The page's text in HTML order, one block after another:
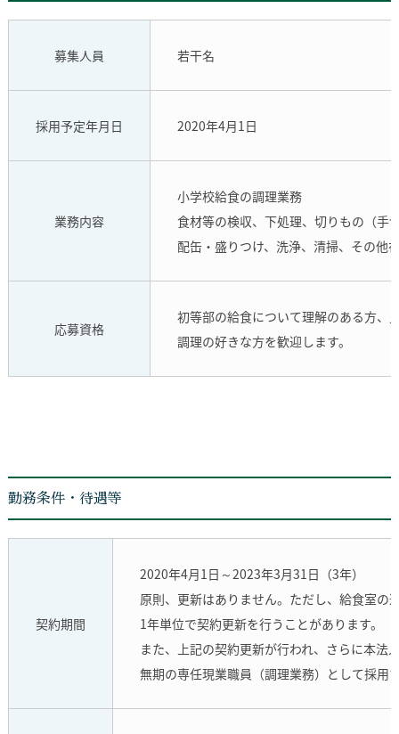
募集人員 若干名
採用予定年月日 2020年4月1日
業務内容
小学校給食の調理業務
食材等の検収、下処理、切りもの（手
配缶・盛りつけ、洗浄、清掃、その他
応募資格
初等部の給食について理解のある方、
調理の好きな方を歓迎します。
勤務条件・待遇等
契約期間
2020年4月1日～2023年3月31日（3年）
原則、更新はありません。ただし、給食室の
1年単位で契約更新を行うことがあります。
また、上記の契約更新が行われ、さらに本法
無期の専任現業職員（調理業務）として採用